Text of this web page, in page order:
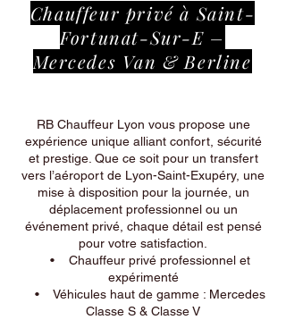
Chauffeur privé à Saint-
Fortunat-Sur-E –
Mercedes Van & Berline
RB Chauffeur Lyon vous propose une
expérience unique alliant confort, sécurité
et prestige. Que ce soit pour un transfert
vers l’aéroport de Lyon-Saint-Exupéry, une
mise à disposition pour la journée, un
déplacement professionnel ou un
événement privé, chaque détail est pensé
pour votre satisfaction.
• Chauffeur privé professionnel et
expérimenté
• Véhicules haut de gamme : Mercedes
Classe S & Classe V